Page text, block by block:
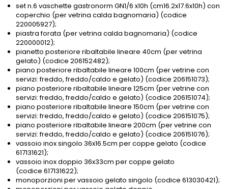
set n.6 vaschette gastronorm GN1/6 x10h (cm16.2x17.6x10h) con
coperchio (per vetrina calda bagnomaria) (codice
220005927);
piastra forata (per vetrina calda bagnomaria) (codice
220000012);
pianetto posteriore ribaltabile lineare 40cm (per vetrina
gelato) (codice 206152482);
piano posteriore ribaltabile lineare 100cm (per vetrine con
servizi: freddo, freddo/caldo e gelato) (codice 206151073);
piano posteriore ribaltabile lineare 125cm (per vetrine con
servizi: freddo, freddo/caldo e gelato) (codice 206151074);
piano posteriore ribaltabile lineare 150cm (per vetrine con
servizi: freddo, freddo/caldo e gelato) (codice 206151075);
piano posteriore ribaltabile lineare 200cm (per vetrine con
servizi: freddo, freddo/caldo e gelato) (codice 206151076);
vassoio inox singolo 36x16.5cm per coppe gelato (codice
617131621);
vassoio inox doppio 36x33cm per coppe gelato
(codice 617131622);
monoporzioni per vassoio gelato singolo (codice 613030421);